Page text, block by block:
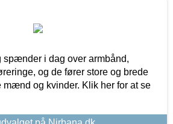
spænder i dag over armbånd,
og de fører store og brede
mænd og kvinder. Klik her for at se